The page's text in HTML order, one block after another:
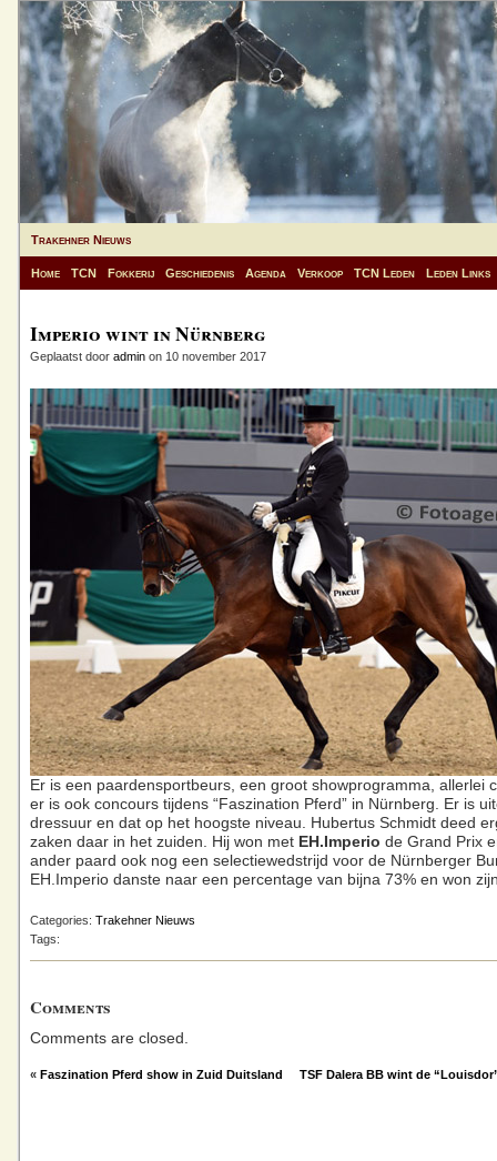
Trakehner Nieuws
Home TCN Fokkerij Geschiedenis Agenda Verkoop TCN Leden Leden Links
Imperio wint in Nürnberg
Geplaatst door admin on 10 november 2017
Er is een paardensportbeurs, een groot showprogramma, allerlei
er is ook concours tijdens “Faszination Pferd” in Nürnberg. Er is
dressuur en dat op het hoogste niveau. Hubertus Schmidt deed
zaken daar in het zuiden. Hij won met EH.Imperio de Grand Prix
ander paard ook nog een selectiewedstrijd voor de Nürnberger
EH.Imperio danste naar een percentage van bijna 73% en won
Categories: Trakehner Nieuws
Tags:
Comments
Comments are closed.
« Faszination Pferd show in Zuid Duitsland TSF Dalera BB wint de